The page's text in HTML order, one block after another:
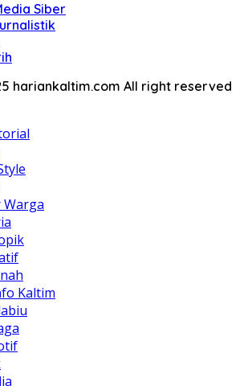
Siber
hariankaltim.com All right reserved
Warga
Kaltim